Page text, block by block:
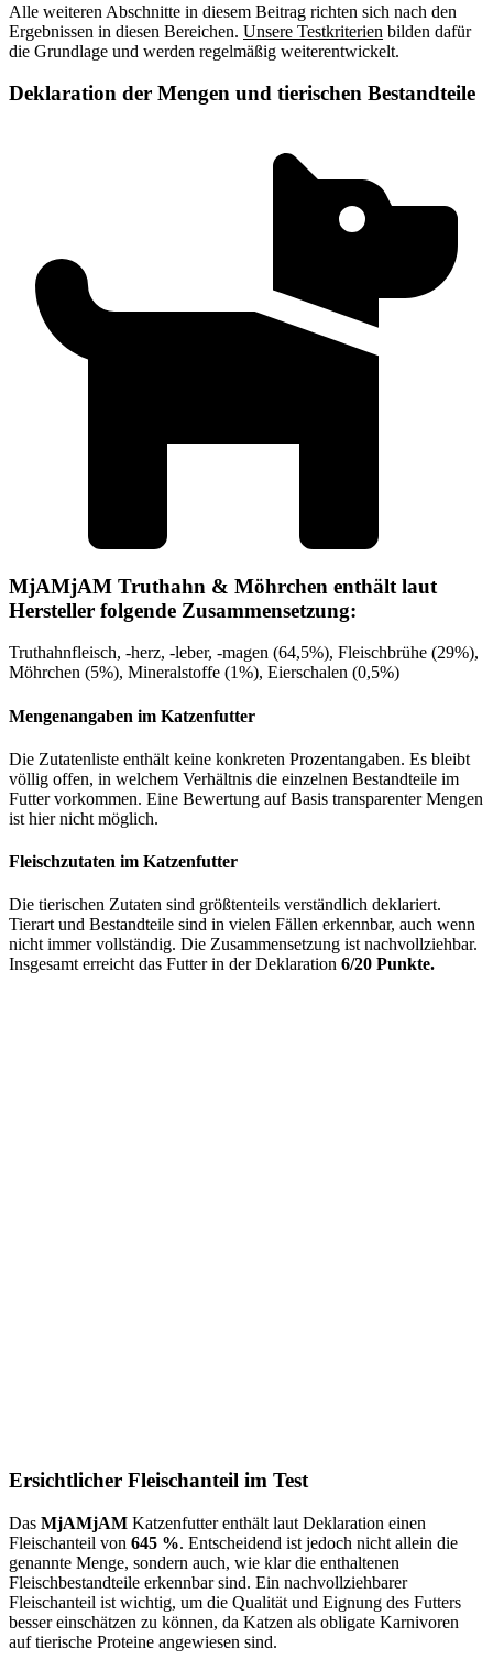
Alle weiteren Abschnitte in diesem Beitrag richten sich nach den
Ergebnissen in diesen Bereichen. Unsere Testkriterien bilden dafür
die Grundlage und werden regelmäßig weiterentwickelt.
Deklaration der Mengen und tierischen Bestandteile
MjAMjAM Truthahn & Möhrchen enthält laut
Hersteller folgende Zusammensetzung:
Truthahnfleisch, -herz, -leber, -magen (64,5%), Fleischbrühe (29%),
Möhrchen (5%), Mineralstoffe (1%), Eierschalen (0,5%)
Mengenangaben im Katzenfutter
Die Zutatenliste enthält keine konkreten Prozentangaben. Es bleibt
völlig offen, in welchem Verhältnis die einzelnen Bestandteile im
Futter vorkommen. Eine Bewertung auf Basis transparenter Mengen
ist hier nicht möglich.
Fleischzutaten im Katzenfutter
Die tierischen Zutaten sind größtenteils verständlich deklariert.
Tierart und Bestandteile sind in vielen Fällen erkennbar, auch wenn
nicht immer vollständig. Die Zusammensetzung ist nachvollziehbar.
Insgesamt erreicht das Futter in der Deklaration 6/20 Punkte.
Ersichtlicher Fleischanteil im Test
Das MjAMjAM Katzenfutter enthält laut Deklaration einen
Fleischanteil von 645 %. Entscheidend ist jedoch nicht allein die
genannte Menge, sondern auch, wie klar die enthaltenen
Fleischbestandteile erkennbar sind. Ein nachvollziehbarer
Fleischanteil ist wichtig, um die Qualität und Eignung des Futters
besser einschätzen zu können, da Katzen als obligate Karnivoren
auf tierische Proteine angewiesen sind.